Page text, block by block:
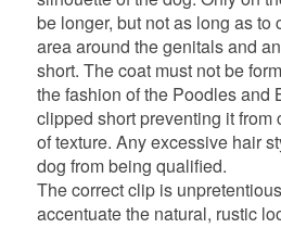
be longer, but not as long as to
area around the genitals and
short. The coat must not be
the fashion of the Poodles and
clipped short preventing it from
of texture. Any excessive hair
dog from being qualified.
The correct clip is
accentuate the natural, rustic